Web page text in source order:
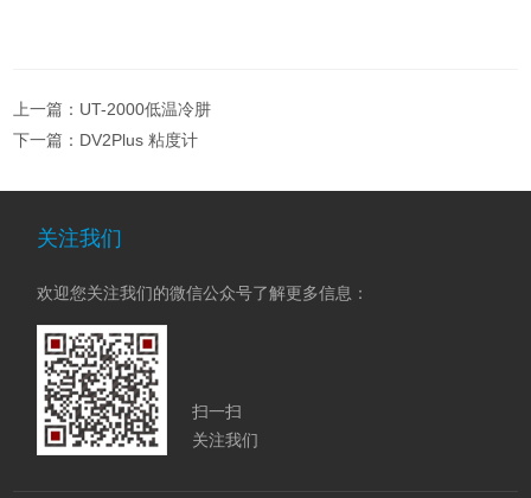
上一篇： UT-2000低温冷肼
下一篇： DV2Plus 粘度计
关注我们
欢迎您关注我们的微信公众号了解更多信息：
扫一扫
关注我们